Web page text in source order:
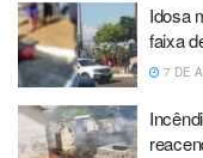
Idosa
faixa
7 DE